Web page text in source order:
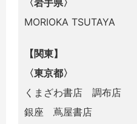
MORIOKA TSUTAYA
【関東】
〈東京都〉
くまざわ書店 調布店
銀座 蔦屋書店